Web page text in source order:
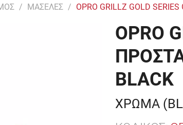
ΜΑΣΕΛΕΣ OPRO GRILLZ GOLD
OPRO
BLACK
ΧΡΩΜΑ